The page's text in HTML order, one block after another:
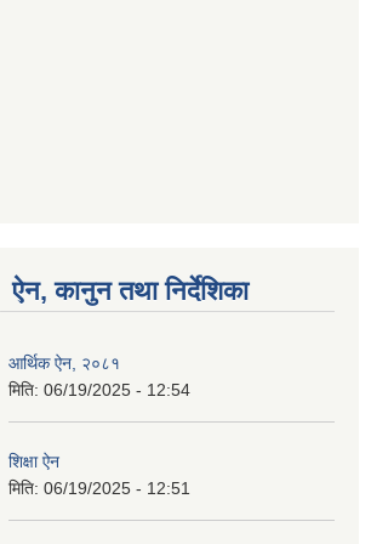
ऐन, कानुन तथा निर्देशिका
आर्थिक ऐन, २०८१
मिति: 06/19/2025 - 12:54
शिक्षा ऐन
मिति: 06/19/2025 - 12:51